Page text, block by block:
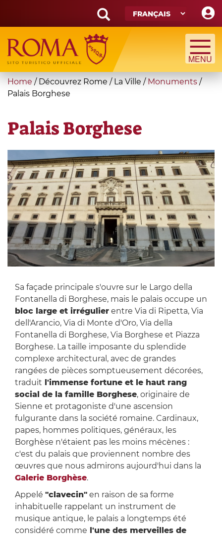
main
content
Search
form
Recherche
You
are
Home / Découvrez Rome / La Ville / Monuments /
Palais Borghese
Palais Borghese
Sa façade principale s'ouvre sur le Largo della
Fontanella di Borghese, mais le palais occupe un
bloc large et irrégulierentre Via di Ripetta, Via
dell'Arancio, Via di Monte d'Oro, Via della
Fontanella di Borghese, Via Borghese et Piazza
Borghese. La taille imposante du splendide
complexe architectural, avec de grandes
rangées de pièces somptueusement décorées,
traduit l'immense fortune et le haut rang
social de la famille Borghese, originaire de
Sienne et protagoniste d'une ascension
fulgurante dans la société romaine. Cardinaux,
papes, hommes politiques, généraux, les
Borghèse n'étaient pas les moins mécènes :
c'est du palais que proviennent nombre des
œuvres que nous admirons aujourd'hui dans la
Galerie Borghèse.
Appelé "clavecin"en raison de sa forme
inhabituelle rappelant un instrument de
musique antique, le palais a longtemps été
considéré comme l'une des merveilles de